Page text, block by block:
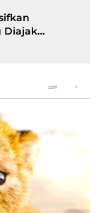
Diajak
Padang